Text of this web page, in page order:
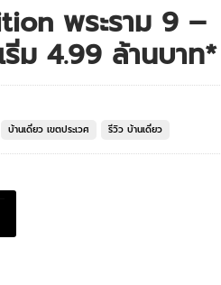
พระราม 9 –
ม 4.99 ล้านบาท*
บ้านเดี่ยว เขตประเวศ รีวิว บ้านเดี่ยว